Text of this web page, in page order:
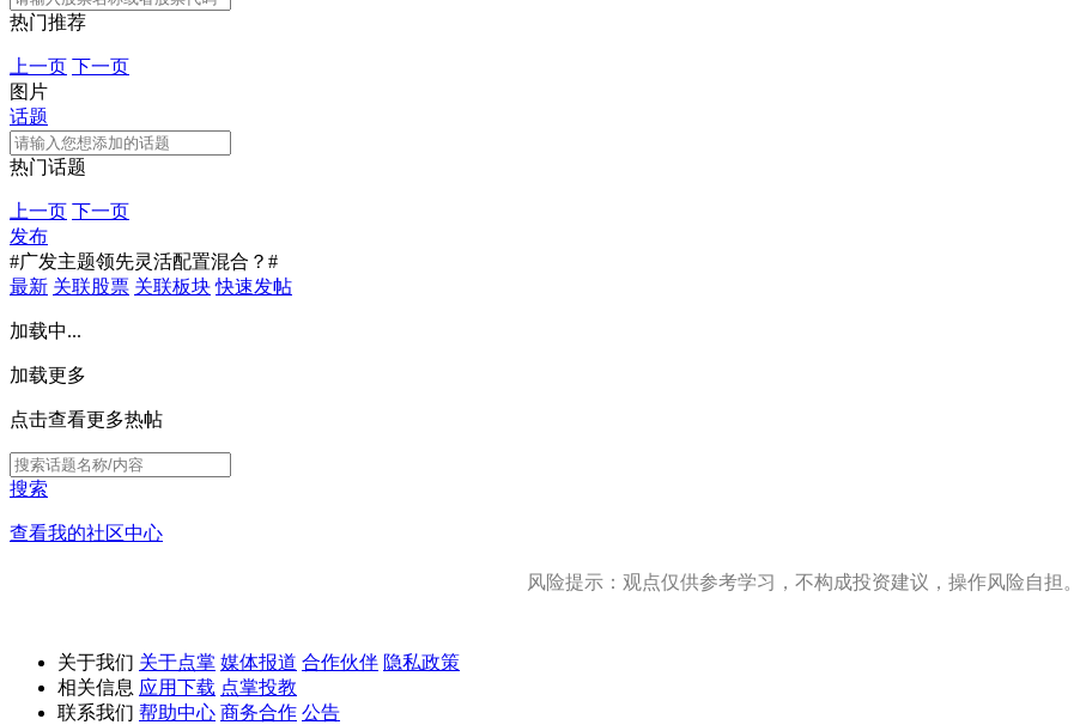
热门推荐
上一页 下一页
图片
话题
热门话题
上一页 下一页
发布
#广发主题领先灵活配置混合？#
最新 关联股票 关联板块 快速发帖
加载中...
加载更多
点击查看更多热帖
搜索
查看我的社区中心
风险提示：观点仅供参考学习，不构成投资建议，操作风险自担。
关于我们 关于点掌 媒体报道 合作伙伴 隐私政策
相关信息 应用下载 点掌投教
联系我们 帮助中心 商务合作 公告